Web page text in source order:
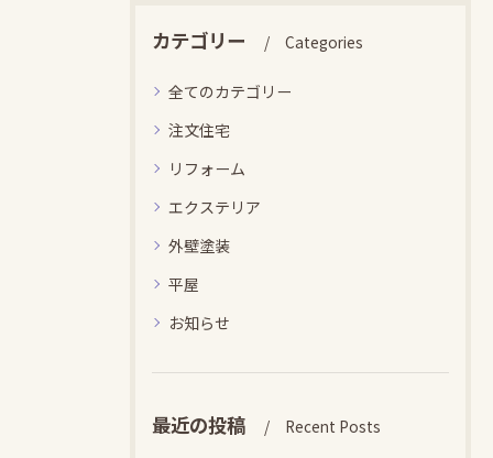
カテゴリー Categories
全てのカテゴリー
注文住宅
リフォーム
エクステリア
外壁塗装
平屋
お知らせ
最近の投稿 Recent Posts